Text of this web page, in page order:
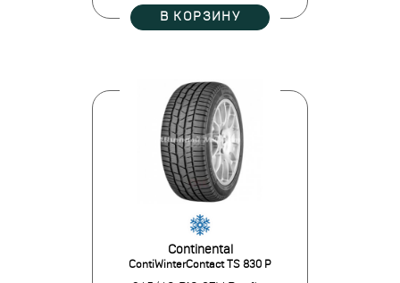
В КОРЗИНУ
Continental
ContiWinterContact TS 830 P